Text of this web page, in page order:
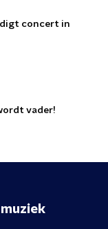
concert in
vader!